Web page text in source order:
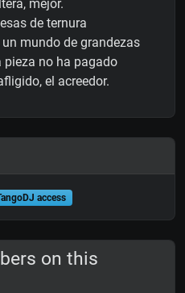
mejor.
de ternura
mundo de grandezas
pieza no ha pagado
el acreedor.
access
on this